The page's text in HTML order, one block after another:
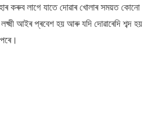
কৰুব লাগে যাতে দোৱাৰ খোলাৰ সময়ত কোনো
আইৰ প্ৰবেশ হয় আৰু যদি দোৱাৰেদি শব্দ হয়